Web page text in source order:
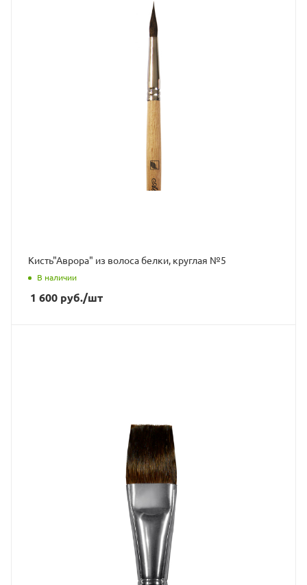
Кисть"Аврора" из волоса белки, круглая №5
В наличии
1 600 руб./шт